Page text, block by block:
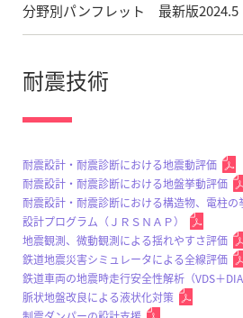
分野別パンフレット 最新版2024.5
耐震技術
耐震設計・耐震診断における地震動評価
耐震設計・耐震診断における地盤挙動評価
耐震設計・耐震診断における構造物、電柱の
設計プログラム（ＪＲＳＮＡＰ）
地震観測、微動観測による揺れやすさ評価
鉄道地震災害シミュレータによる全線評価
鉄道車両の地震時走行安全性解析（VDS＋
脈状地盤改良による液状化対策